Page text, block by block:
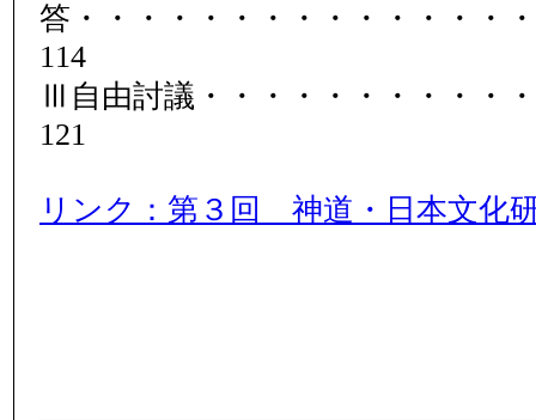
答・・・・・・・・・・・・・・
114
Ⅲ自由討議・・・・・・・・・・
121
リンク：第３回 神道・日本文化